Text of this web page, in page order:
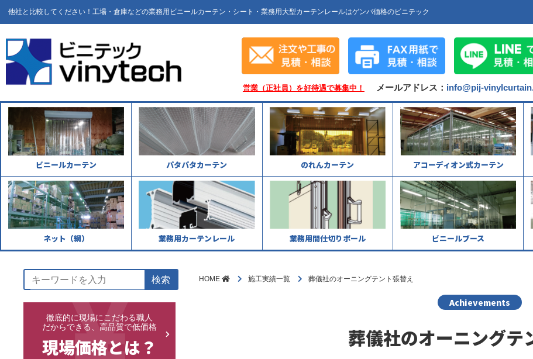
他社と比較してください！工場・倉庫などの業務用ビニールカーテン・シート・業務用大型カーテンレールはゲンバ価格のビニテック
営業（正社員）を好待遇で募集中！ メールアドレス： info@pij-
ビニールカーテン パタパタカーテン のれんカーテン アコーディオン式カーテン
ネット（網） 業務用カーテンレール 業務用間仕切りポール ビニールブース
検索
徹底的に現場にこだわる職人
だからできる、高品質で低価格
現場価格とは？
HOME 施工実績一覧 葬儀社のオーニングテント張替え
Achievements
葬儀社のオーニングテ